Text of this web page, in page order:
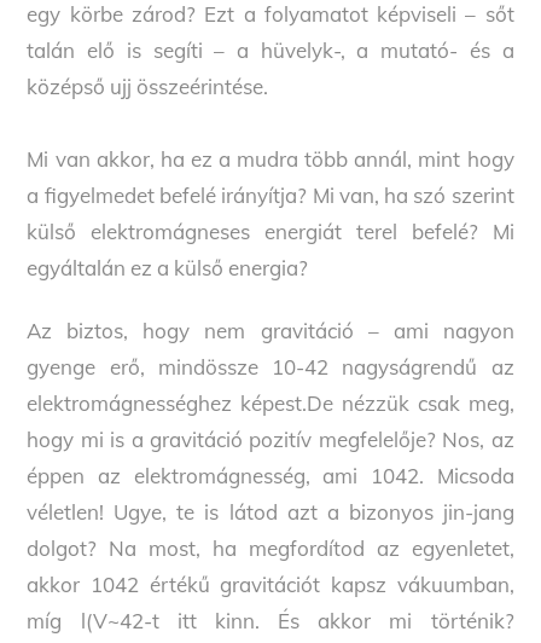
egy körbe zárod? Ezt a folyamatot képviseli – sőt
talán elő is segíti – a hüvelyk-, a mutató- és a
középső ujj összeérintése.
Mi van akkor, ha ez a mudra több annál, mint hogy
a figyelmedet befelé irányítja? Mi van, ha szó szerint
külső elektromágneses energiát terel befelé? Mi
egyáltalán ez a külső energia?
Az biztos, hogy nem gravitáció – ami nagyon
gyenge erő, mindössze 10-42 nagyságrendű az
elektromágnességhez képest.De nézzük csak meg,
hogy mi is a gravitáció pozitív megfelelője? Nos, az
éppen az elektromágnesség, ami 1042. Micsoda
véletlen! Ugye, te is látod azt a bizonyos jin-jang
dolgot? Na most, ha megfordítod az egyenletet,
akkor 1042 értékű gravitációt kapsz vákuumban,
míg l(V~42-t itt kinn. És akkor mi történik?